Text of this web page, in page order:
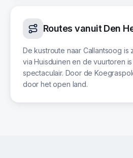
Routes vanuit Den
De kustroute naar Callantsoog is
via Huisduinen en de vuurtoren
spectaculair. Door de
door het open land.